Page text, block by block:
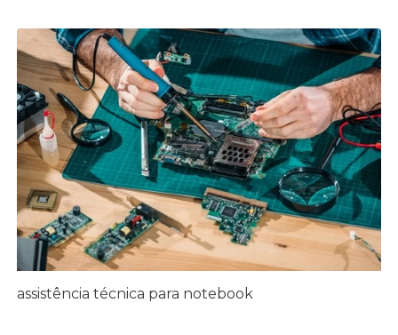
assistência técnica para notebook